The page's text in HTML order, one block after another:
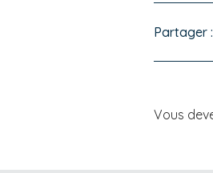
Partager :
Vous